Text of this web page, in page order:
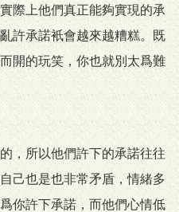
際上他們真正能夠實現的承
許承諾衹會越來越糟糕。既
開的玩笑，你也就別太爲難
，所以他們許下的承諾往往
己也是也非常矛盾，情緒多
你許下承諾，而他們心情低